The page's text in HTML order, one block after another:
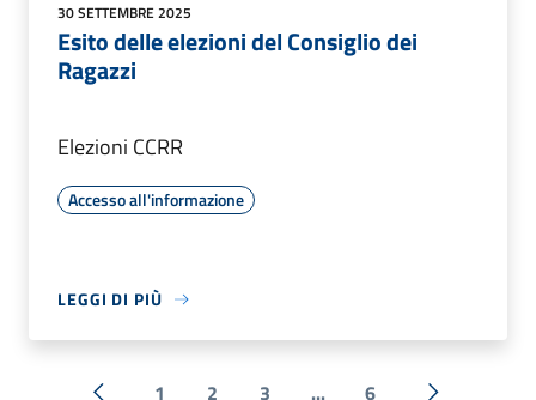
30 SETTEMBRE 2025
Esito delle elezioni del Consiglio dei
Ragazzi
Elezioni CCRR
Accesso all'informazione
LEGGI DI PIÙ
1 2 3 ... 6